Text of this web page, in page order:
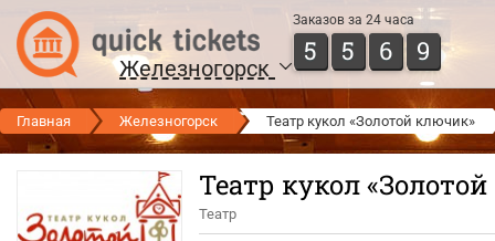
Железногорск
Заказов за 24 часа
5 5 6 9
Главная Железногорск Театр кукол «Золотой ключик»
Театр кукол
Театр